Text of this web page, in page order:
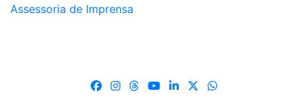
Assessoria de Imprensa